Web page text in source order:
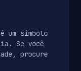
um símbolo
Se você
procure